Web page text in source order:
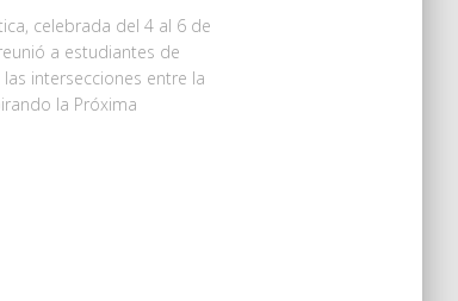
celebrada del 4 al 6 de
a estudiantes de
intersecciones entre la
la Próxima